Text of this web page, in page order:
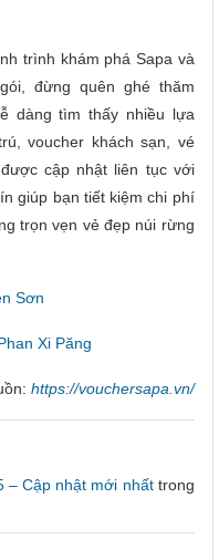
trình khám phá Sapa và
đừng quên ghé thăm
dàng tìm thấy nhiều lựa
voucher khách sạn, vé
cập nhật liên tục với
giúp bạn tiết kiệm chi phí
trọn vẹn vẻ đẹp núi rừng
Sơn
Xi Păng
https://vouchersapa.vn/
– Cập nhật mới nhấttrong